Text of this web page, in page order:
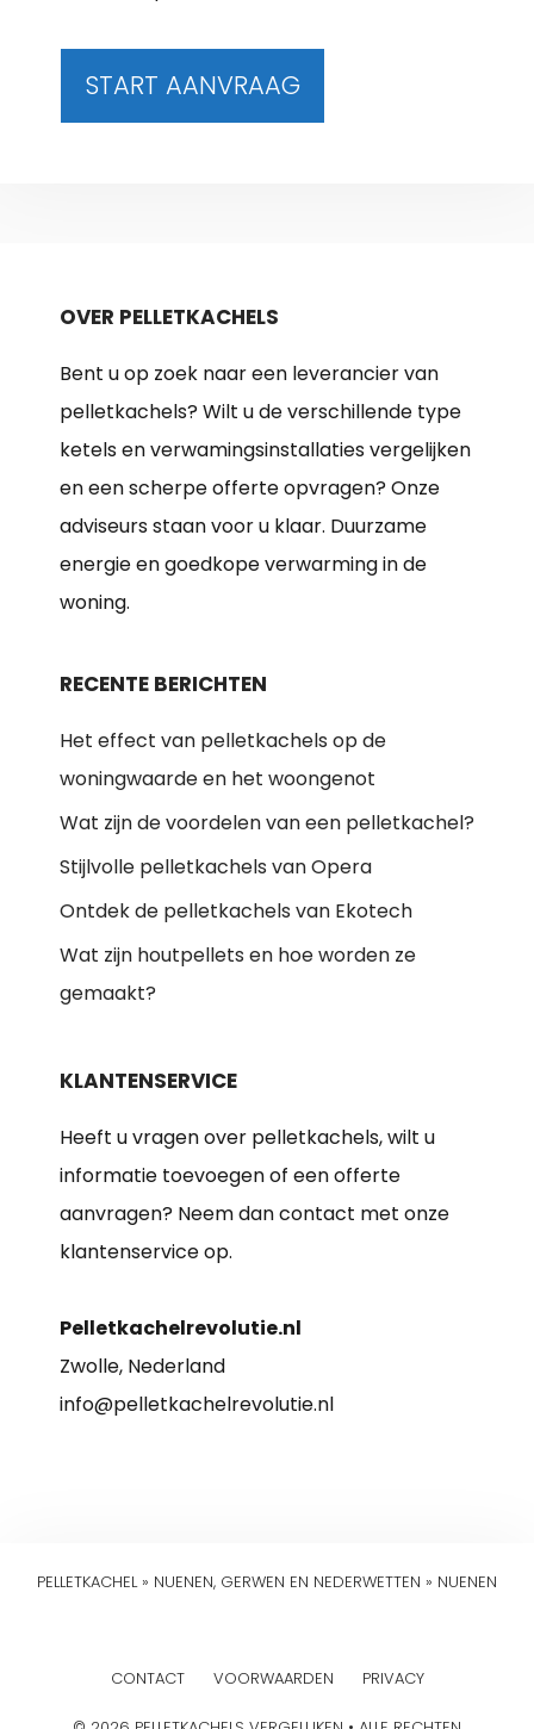
START AANVRAAG
OVER PELLETKACHELS
Bent u op zoek naar een leverancier van
pelletkachels? Wilt u de verschillende type
ketels en verwamingsinstallaties vergelijken
en een scherpe offerte opvragen? Onze
adviseurs staan voor u klaar. Duurzame
energie en goedkope verwarming in de
woning.
RECENTE BERICHTEN
Het effect van pelletkachels op de
woningwaarde en het woongenot
Wat zijn de voordelen van een pelletkachel?
Stijlvolle pelletkachels van Opera
Ontdek de pelletkachels van Ekotech
Wat zijn houtpellets en hoe worden ze
gemaakt?
KLANTENSERVICE
Heeft u vragen over pelletkachels, wilt u
informatie toevoegen of een offerte
aanvragen? Neem dan contact met onze
klantenservice op.
Pelletkachelrevolutie.nl
Zwolle, Nederland
info@pelletkachelrevolutie.nl
PELLETKACHEL» NUENEN, GERWEN EN NEDERWETTEN » NUENEN
CONTACT VOORWAARDEN PRIVACY